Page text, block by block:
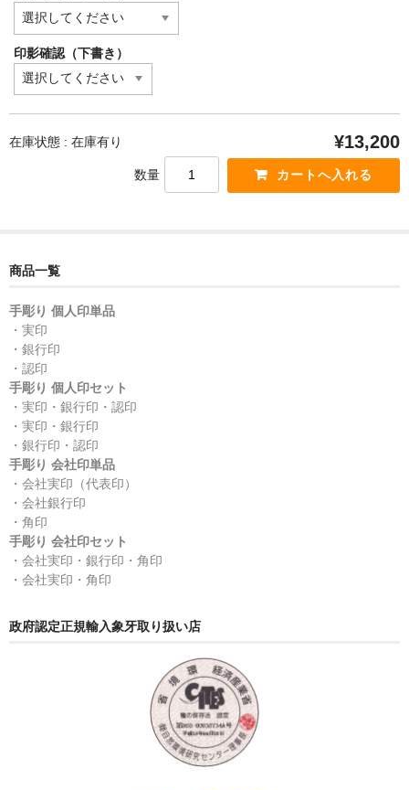
印影確認（下書き）
在庫状態 : 在庫有り ¥13,200
数量
商品一覧
手彫り 個人印単品
・実印
・銀行印
・認印
手彫り 個人印セット
・実印・銀行印・認印
・実印・銀行印
・銀行印・認印
手彫り 会社印単品
・会社実印（代表印）
・会社銀行印
・角印
手彫り 会社印セット
・会社実印・銀行印・角印
・会社実印・角印
政府認定正規輸入象牙取り扱い店